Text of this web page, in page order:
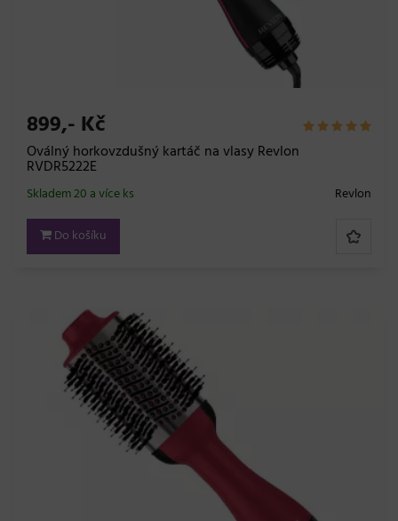
899,- Kč
Oválný horkovzdušný kartáč na vlasy Revlon
RVDR5222E
Revlon
Skladem 20 a více ks
Do košíku